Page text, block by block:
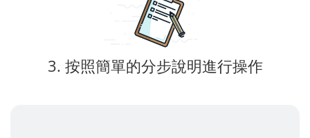
3. 按照簡單的分步說明進行操作